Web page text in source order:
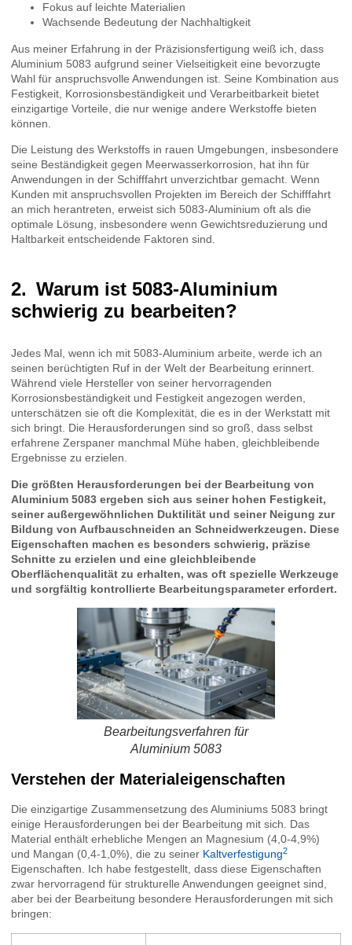
Fokus auf leichte Materialien
Wachsende Bedeutung der Nachhaltigkeit
Aus meiner Erfahrung in der Präzisionsfertigung weiß ich, dass
Aluminium 5083 aufgrund seiner Vielseitigkeit eine bevorzugte
Wahl für anspruchsvolle Anwendungen ist. Seine Kombination aus
Festigkeit, Korrosionsbeständigkeit und Verarbeitbarkeit bietet
einzigartige Vorteile, die nur wenige andere Werkstoffe bieten
können.
Die Leistung des Werkstoffs in rauen Umgebungen, insbesondere
seine Beständigkeit gegen Meerwasserkorrosion, hat ihn für
Anwendungen in der Schifffahrt unverzichtbar gemacht. Wenn
Kunden mit anspruchsvollen Projekten im Bereich der Schifffahrt
an mich herantreten, erweist sich 5083-Aluminium oft als die
optimale Lösung, insbesondere wenn Gewichtsreduzierung und
Haltbarkeit entscheidende Faktoren sind.
Warum ist 5083-Aluminium
schwierig zu bearbeiten?
Jedes Mal, wenn ich mit 5083-Aluminium arbeite, werde ich an
seinen berüchtigten Ruf in der Welt der Bearbeitung erinnert.
Während viele Hersteller von seiner hervorragenden
Korrosionsbeständigkeit und Festigkeit angezogen werden,
unterschätzen sie oft die Komplexität, die es in der Werkstatt mit
sich bringt. Die Herausforderungen sind so groß, dass selbst
erfahrene Zerspaner manchmal Mühe haben, gleichbleibende
Ergebnisse zu erzielen.
Die größten Herausforderungen bei der Bearbeitung von
Aluminium 5083 ergeben sich aus seiner hohen Festigkeit,
seiner außergewöhnlichen Duktilität und seiner Neigung zur
Bildung von Aufbauschneiden an Schneidwerkzeugen. Diese
Eigenschaften machen es besonders schwierig, präzise
Schnitte zu erzielen und eine gleichbleibende
Oberflächenqualität zu erhalten, was oft spezielle Werkzeuge
und sorgfältig kontrollierte Bearbeitungsparameter erfordert.
Bearbeitungsverfahren für
Aluminium 5083
Verstehen der Materialeigenschaften
Die einzigartige Zusammensetzung des Aluminiums 5083 bringt
einige Herausforderungen bei der Bearbeitung mit sich. Das
Material enthält erhebliche Mengen an Magnesium (4,0-4,9%)
und Mangan (0,4-1,0%), die zu seiner Kaltverfestigung2
Eigenschaften. Ich habe festgestellt, dass diese Eigenschaften
zwar hervorragend für strukturelle Anwendungen geeignet sind,
aber bei der Bearbeitung besondere Herausforderungen mit sich
bringen: